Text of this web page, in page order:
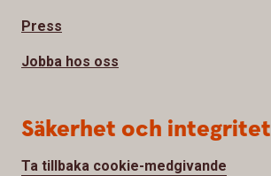
Press
Jobba hos oss
Säkerhet och integritet
Ta tillbaka cookie-medgivande